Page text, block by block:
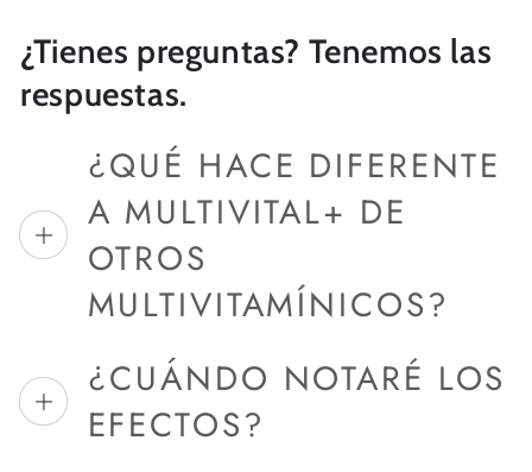
¿Tienes preguntas? Tenemos las
respuestas.
¿QUÉ HACE DIFERENTE
A MULTIVITAL+ DE
OTROS
MULTIVITAMÍNICOS?
¿CUÁNDO NOTARÉ LOS
EFECTOS?